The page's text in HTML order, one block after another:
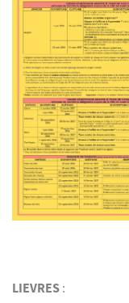
LIEVRES :